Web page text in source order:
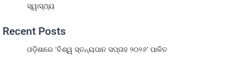
ସ୍ୱାସ୍ଥ୍ୟ
Recent Posts
ଓଡ଼ିଶାରେ ‘ବିଶ୍ୱ ସ୍ତନ୍ୟପାନ ସପ୍ତାହ ୨୦୨୬’ ପାଳିତ